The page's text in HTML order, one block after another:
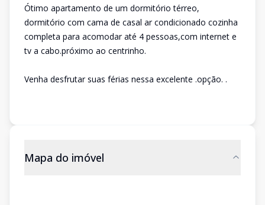
Ótimo apartamento de um dormitório térreo,
dormitório com cama de casal ar condicionado cozinha
completa para acomodar até 4 pessoas,com internet e
tv a cabo.próximo ao centrinho.
Venha desfrutar suas férias nessa excelente .opção. .
Mapa do imóvel